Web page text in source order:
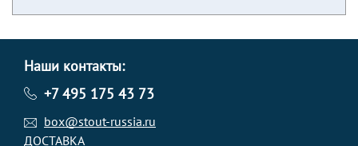
Наши контакты:
+7 495 175 43 73
box@stout-russia.ru
ДОСТАВКА